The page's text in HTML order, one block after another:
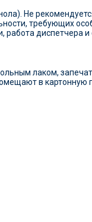
Не
требующих
диспетчера и
лаком,
в картонную